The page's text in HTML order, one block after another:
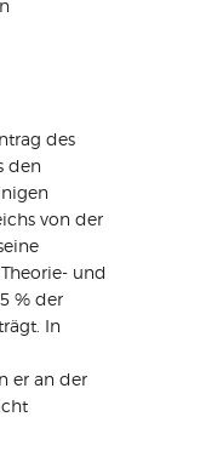
des
den
von der
und
% der
In
er an der